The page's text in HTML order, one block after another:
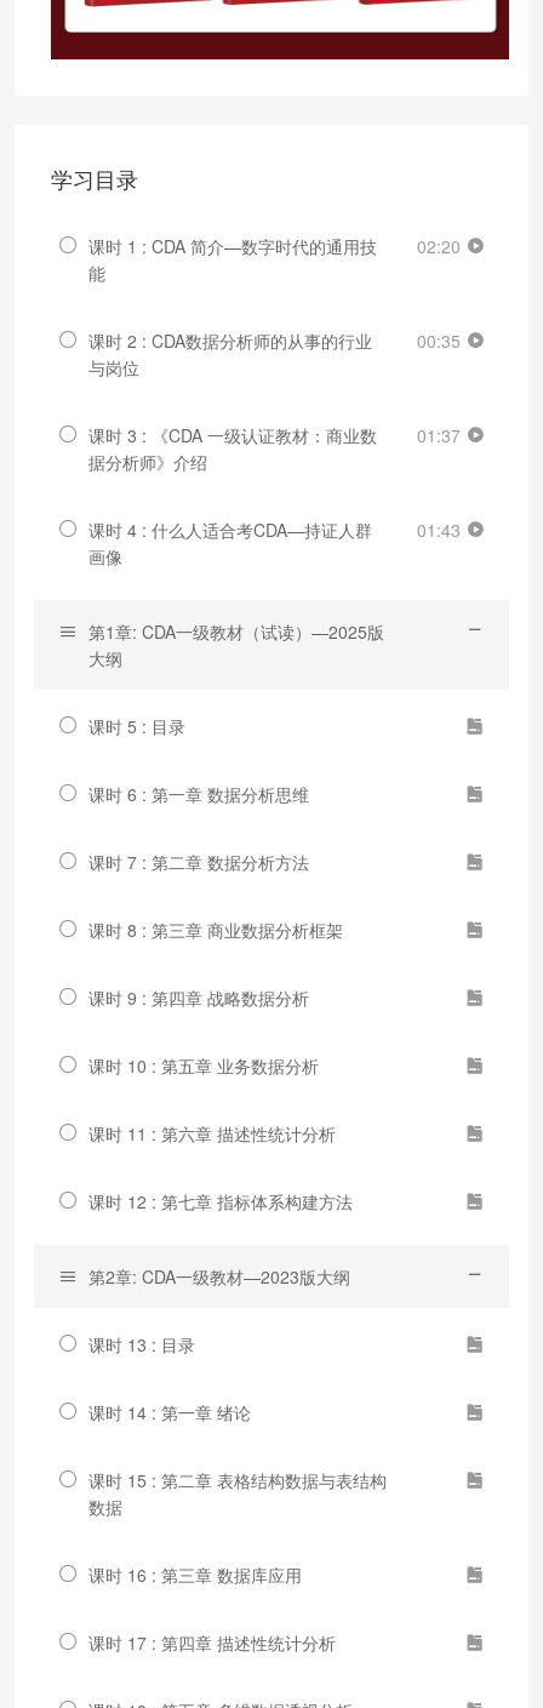
学习目录
课时 1 : CDA 简介—数字时代的通用技
能
02:20
课时 2 : CDA数据分析师的从事的行业
与岗位
00:35
课时 3 : 《CDA 一级认证教材：商业数
据分析师》介绍
01:37
课时 4 : 什么人适合考CDA—持证人群
画像
01:43
第1章: CDA一级教材（试读）—2025版
大纲
课时 5 : 目录
课时 6 : 第一章 数据分析思维
课时 7 : 第二章 数据分析方法
课时 8 : 第三章 商业数据分析框架
课时 9 : 第四章 战略数据分析
课时 10 : 第五章 业务数据分析
课时 11 : 第六章 描述性统计分析
课时 12 : 第七章 指标体系构建方法
第2章: CDA一级教材—2023版大纲
课时 13 : 目录
课时 14 : 第一章 绪论
课时 15 : 第二章 表格结构数据与表结构
数据
课时 16 : 第三章 数据库应用
课时 17 : 第四章 描述性统计分析